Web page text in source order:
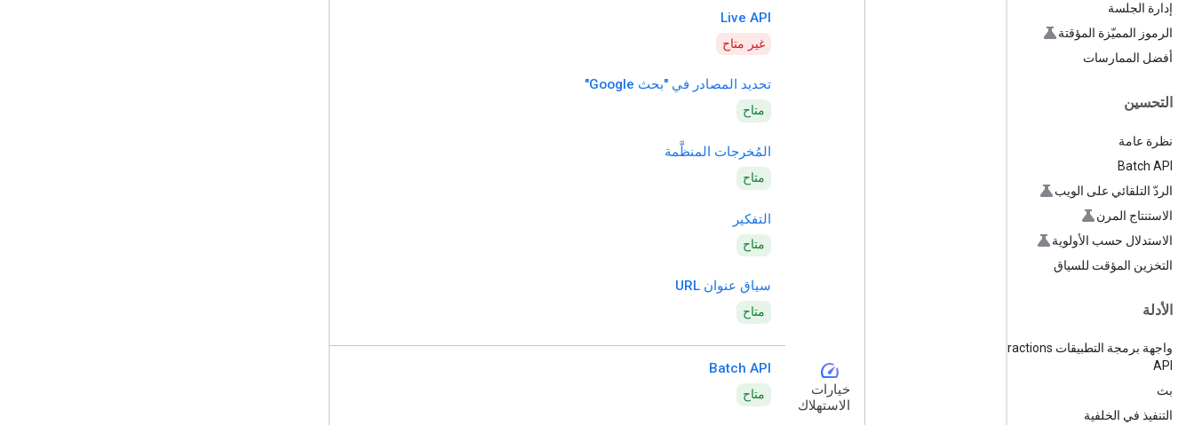
إدارة الجلسة
الرموز المميّزة المؤقتة
أفضل الممارسات
التحسين
نظرة عامة
Batch API
الردّ التلقائي على الويب
الاستنتاج المرن
الاستدلال حسب الأولوية
التخزين المؤقت للسياق
الأدلة
واجهة برمجة التطبيقات Interactions
API
بث
التنفيذ في الخلفية
Live API
غير متاح
تحديد المصادر في "بحث Google"
متاح
المُخرجات المنظَّمة
متاح
التفكير
متاح
سياق عنوان URL
متاح
speed
خيارات
الاستهلاك
Batch API
متاح